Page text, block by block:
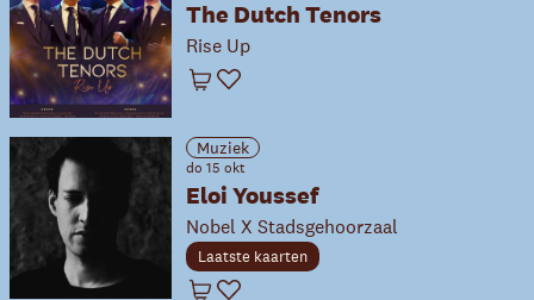
The Dutch Tenors
Rise Up
Winkelwagen
Favoriet
Muziek
do 15 okt
Eloi Youssef
Nobel X Stadsgehoorzaal
Laatste kaarten